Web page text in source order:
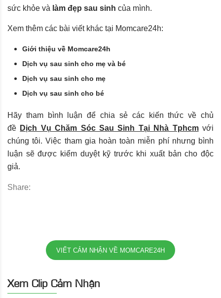
sức khỏe và làm đẹp sau sinh của mình.
Xem thêm các bài viết khác tại Momcare24h:
Giới thiệu về Momcare24h
Dịch vụ sau sinh cho mẹ và bé
Dịch vụ sau sinh cho mẹ
Dịch vụ sau sinh cho bé
Hãy tham bình luận để chia sẻ các kiến thức về chủ
đề Dịch Vụ Chăm Sóc Sau Sinh Tại Nhà Tphcmvới
chúng tôi. Việc tham gia hoàn toàn miễn phí nhưng bình
luận sẽ được kiểm duyệt kỹ trước khi xuất bản cho độc
giả.
Share:
VIẾT CẢM NHẬN VỀ MOMCARE24H
Xem Clip Cảm Nhận